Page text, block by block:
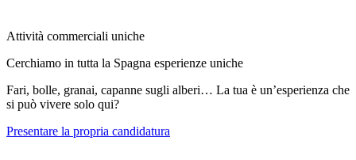
Attività commerciali uniche
Cerchiamo in tutta la Spagna esperienze uniche
Fari, bolle, granai, capanne sugli alberi… La tua è un’esperienza che
si può vivere solo qui?
Presentare la propria candidatura